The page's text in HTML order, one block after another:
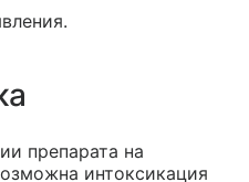
препарата на
интоксикация